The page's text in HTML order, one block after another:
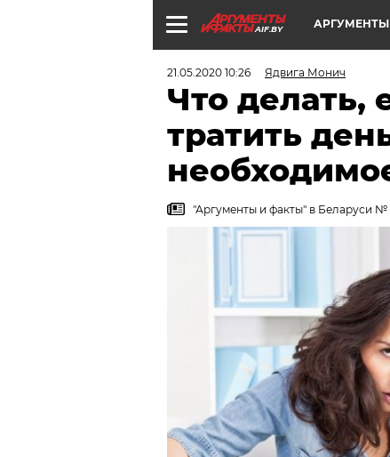
AIF.BY
21.05.2020 10:26 Ядвига Монич
Что делать,
тратить
"Аргументы и факты" в Беларуси